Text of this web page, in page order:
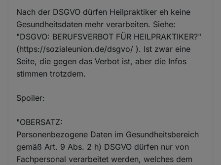
Nach der DSGVO dürfen Heilpraktiker eh keine
Gesundheitsdaten mehr verarbeiten. Siehe:
"DSGVO: BERUFSVERBOT FÜR HEILPRAKTIKER?"
(https://sozialeunion.de/dsgvo/ ). Ist zwar eine
Seite, die gegen das Verbot ist, aber die Infos
stimmen trotzdem.
Spoiler:
"OBERSATZ:
Personenbezogene Daten im Gesundheitsbereich
gemäß Art. 9 Abs. 2 h) DSGVO dürfen nur von
Fachpersonal verarbeitet werden, welches dem